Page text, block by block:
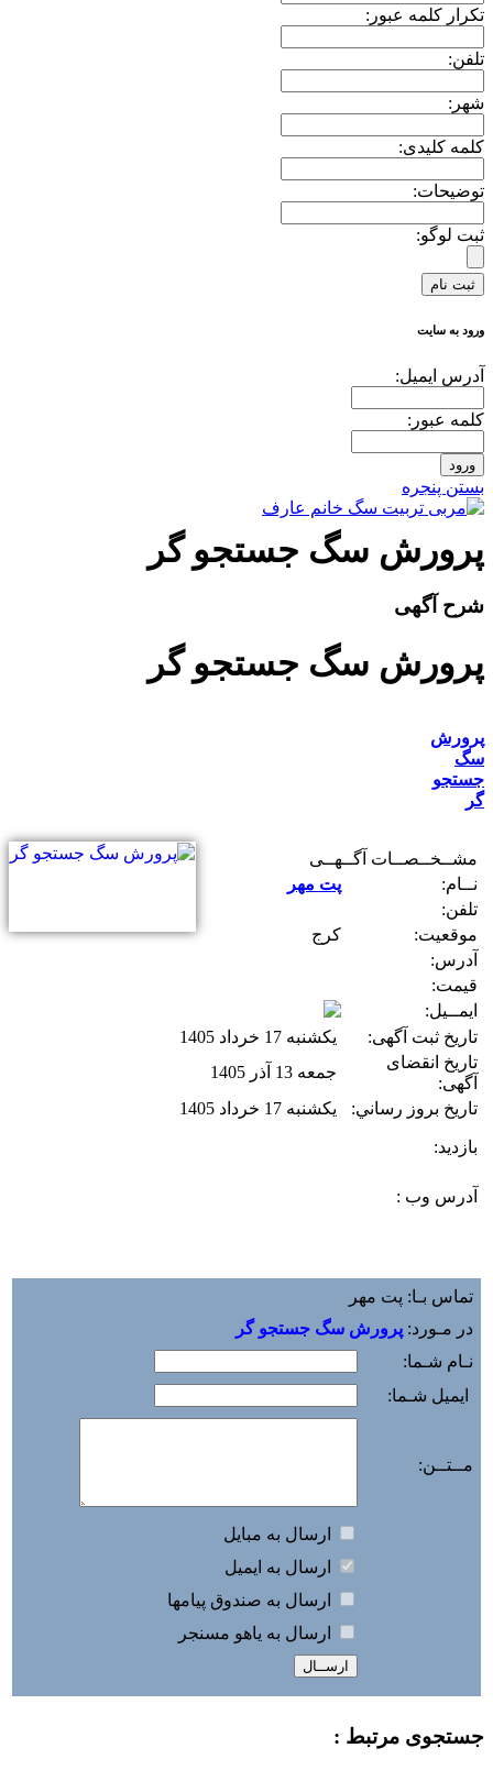
تکرار کلمه عبور:
تلفن:
شهر:
کلمه کلیدی:
توضیحات:
ثبت لوگو:
ورود به سایت
آدرس ايميل:
کلمه عبور:
بستن پنجره
پرورش سگ جستجو گر
شرح آگهی
پرورش سگ جستجو گر
پرورش
سگ
جستجو
گر
مشــخــصــات آگــهــی
نــام:
پت مهر
تلفن:
موقعیت:
کرج
آدرس:
قیمت:
ایمــیل:
تاریخ ثبت آگهی:
یکشنبه 17 خرداد 1405
تاریخ انقضای
آگهی:
جمعه 13 آذر 1405
تاريخ بروز رساني:
یکشنبه 17 خرداد 1405
بازديد:
آدرس وب :‌
تماس بـا: پت مهر
در مـورد: پرورش سگ جستجو گر
نـام شـما:
ایمیل شـما:
مــتــن:
ارسال به مبايل
ارسال به ايميل
ارسال به صندوق پيامها
ارسال به ياهو مسنجر
جستجوی مرتبط :